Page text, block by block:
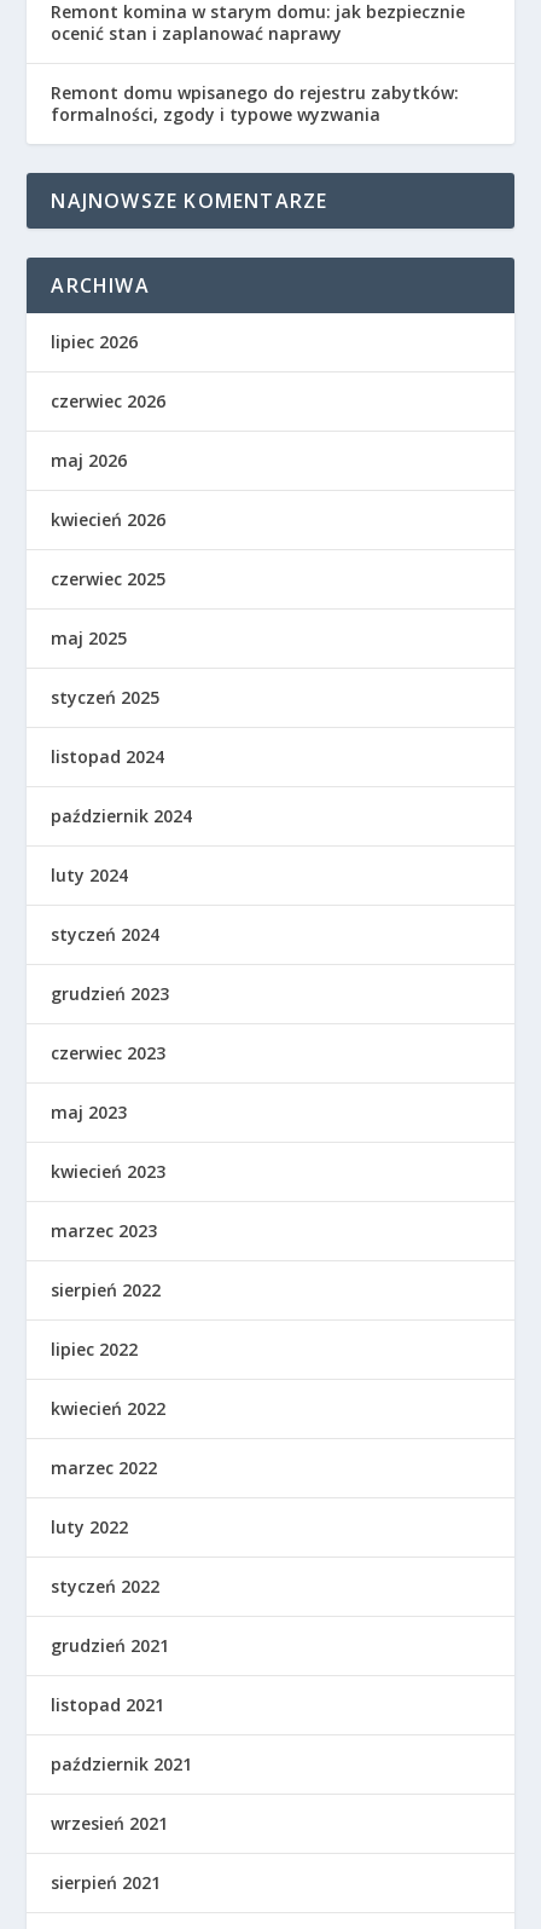
Remont komina w starym domu: jak bezpiecznie
ocenić stan i zaplanować naprawy
Remont domu wpisanego do rejestru zabytków:
formalności, zgody i typowe wyzwania
NAJNOWSZE KOMENTARZE
ARCHIWA
lipiec 2026
czerwiec 2026
maj 2026
kwiecień 2026
czerwiec 2025
maj 2025
styczeń 2025
listopad 2024
październik 2024
luty 2024
styczeń 2024
grudzień 2023
czerwiec 2023
maj 2023
kwiecień 2023
marzec 2023
sierpień 2022
lipiec 2022
kwiecień 2022
marzec 2022
luty 2022
styczeń 2022
grudzień 2021
listopad 2021
październik 2021
wrzesień 2021
sierpień 2021